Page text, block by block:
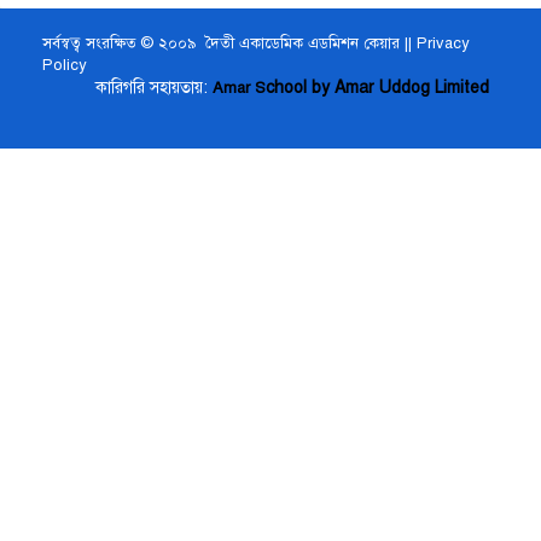
সর্বস্বত্ব সংরক্ষিত © ২০০৯ দৈতী একাডেমিক এডমিশন কেয়ার || Privacy
Policy
কারিগরি সহায়তায়: Amar School by Amar Uddog Limited